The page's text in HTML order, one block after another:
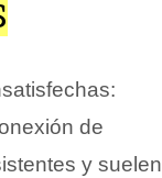
de
y suelen